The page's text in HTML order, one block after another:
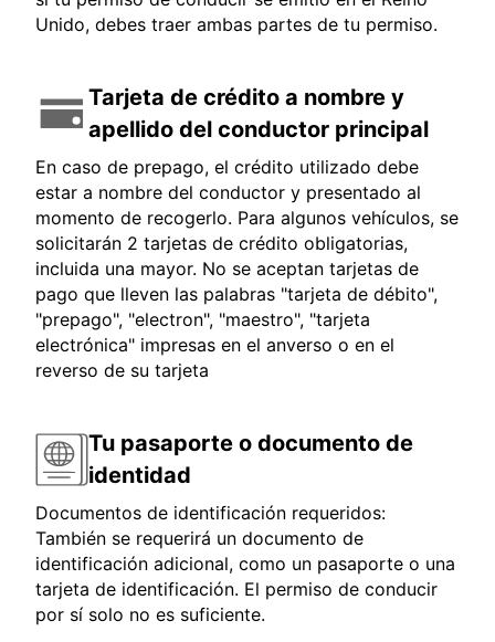
Unido, debes traer ambas partes de tu permiso.
Tarjeta de crédito a nombre y
apellido del conductor principal
En caso de prepago, el crédito utilizado debe
estar a nombre del conductor y presentado al
momento de recogerlo. Para algunos vehículos, se
solicitarán 2 tarjetas de crédito obligatorias,
incluida una mayor. No se aceptan tarjetas de
pago que lleven las palabras "tarjeta de débito",
"prepago", "electron", "maestro", "tarjeta
electrónica" impresas en el anverso o en el
reverso de su tarjeta
Tu pasaporte o documento de
identidad
Documentos de identificación requeridos:
También se requerirá un documento de
identificación adicional, como un pasaporte o una
tarjeta de identificación. El permiso de conducir
por sí solo no es suficiente.